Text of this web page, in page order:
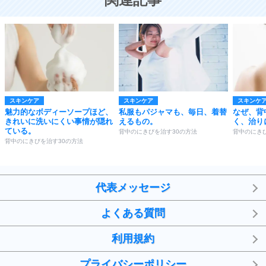
スキンケア
魅力的なボディーソープほど、
きれいに洗いにくい事情が隠れ
ている。
背中のにきびを治す30の方法
スキンケア
私服もパジャマも、毎日、着替
えるもの。
背中のにきびを治す30の方法
スキンケ
なぜ、背
く、治
背中のにき
代表メッセージ
よくある質問
利用規約